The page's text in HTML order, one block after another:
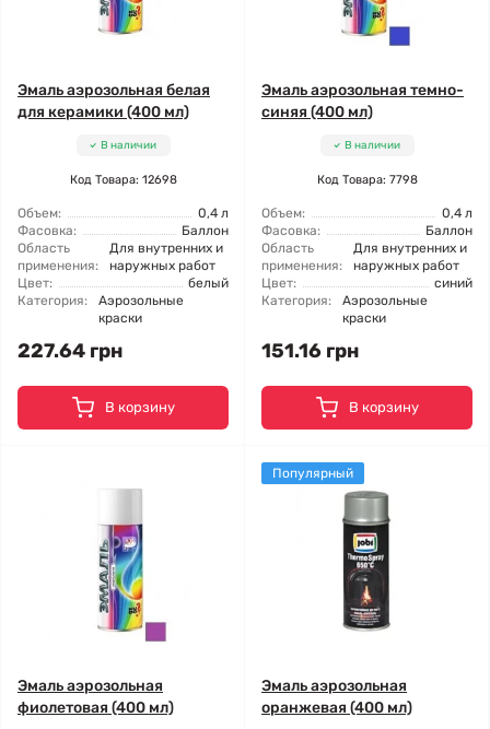
Эмаль аэрозольная белая
для керамики (400 мл)
В наличии
Код Товара: 12698
Объем:
0,4 л
Фасовка:
Баллон
Область
применения:
Для внутренних и
наружных работ
Цвет:
белый
Категория:
Аэрозольные
краски
227.64 грн
В корзину
Эмаль аэрозольная темно-
синяя (400 мл)
В наличии
Код Товара: 7798
Объем:
0,4 л
Фасовка:
Баллон
Область
применения:
Для внутренних и
наружных работ
Цвет:
синий
Категория:
Аэрозольные
краски
151.16 грн
В корзину
Эмаль аэрозольная
фиолетовая (400 мл)
Популярный
Эмаль аэрозольная
оранжевая (400 мл)